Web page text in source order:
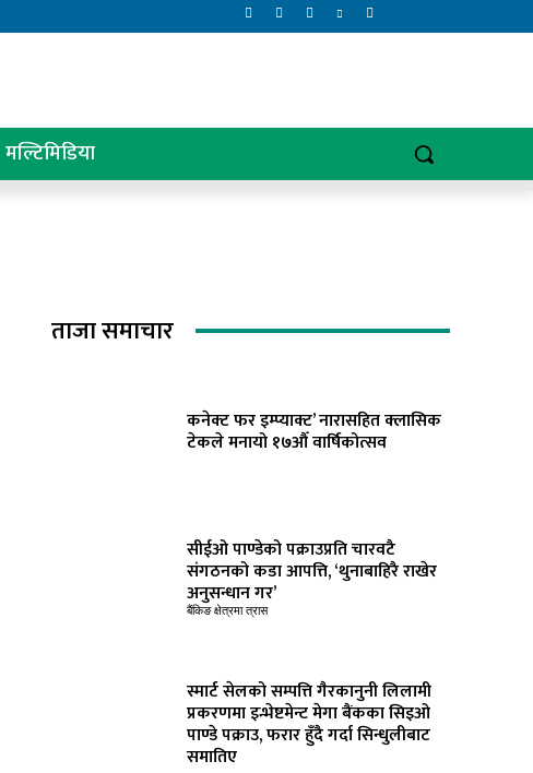
मल्टिमिडिया
ताजा समाचार
कनेक्ट फर इम्प्याक्ट’ नारासहित क्लासिक
टेकले मनायो १७औँ वार्षिकोत्सव
सीईओ पाण्डेको पक्राउप्रति चारवटै
संगठनको कडा आपत्ति, ‘थुनाबाहिरै राखेर
अनुसन्धान गर’
बैंकिङ क्षेत्रमा त्रास
स्मार्ट सेलको सम्पत्ति गैरकानुनी लिलामी
प्रकरणमा इन्भेष्टमेन्ट मेगा बैंकका सिइओ
पाण्डे पक्राउ, फरार हुँदै गर्दा सिन्धुलीबाट
समातिए